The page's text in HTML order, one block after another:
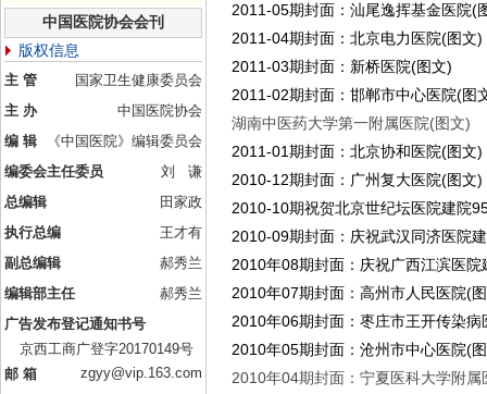
中国医院协会会刊
版权信息
主 管
国家卫生健康委员会
主 办
中国医院协会
编 辑
《中国医院》编辑委员会
编委会主任委员
刘 谦
总编辑
田家政
执行总编
王才有
副总编辑
郝秀兰
编辑部主任
郝秀兰
广告发布登记通知书号
京西工商广登字20170149号
邮 箱
zgyy@vip.163.com
2011-05期封面：汕尾逸挥基金医院(
2011-04期封面：北京电力医院(图文)
2011-03期封面：新桥医院(图文)
2011-02期封面：邯郸市中心医院(图
湖南中医药大学第一附属医院(图文)
2011-01期封面：北京协和医院(图文)
2010-12期封面：广州复大医院(图文)
2010-10期祝贺北京世纪坛医院建院
2010-09期封面：庆祝武汉同济医院
2010年08期封面：庆祝广西江滨医
2010年07期封面：高州市人民医院(
2010年06期封面：枣庄市王开传染病
2010年05期封面：沧州市中心医院(
2010年04期封面：宁夏医科大学附属